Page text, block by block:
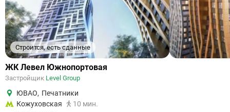
Строится, есть сданные
ЖК Левел Южнопортовая
Застройщик Level Group
ЮВАО, Печатники
Кожуховская
10 мин.